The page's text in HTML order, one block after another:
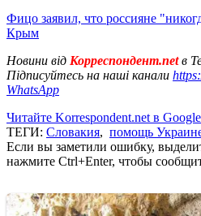
Фицо заявил, что россияне
Крым
Новини від Корреспондент.netв
Підписуйтесь на наші канали
WhatsApp
Читайте Korrespondent.net в
ТЕГИ: Словакия, помощь
Если вы заметили ошибку,
нажмите Ctrl+Enter, чтобы